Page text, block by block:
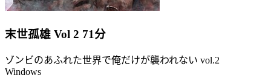
末世孤雄 Vol 2 71分
ゾンビのあふれた世界で俺だけが襲われない vol.2
Windows